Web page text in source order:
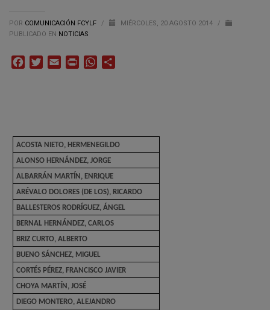
POR COMUNICACIÓN FCYLF / MIÉRCOLES, 20 AGOSTO 2014
/
PUBLICADO EN NOTICIAS
FacebookTwitterEmail Print WhatsApp
ACOSTA NIETO, HERMENEGILDO
ALONSO HERNÁNDEZ, JORGE
ALBARRÁN MARTÍN, ENRIQUE
ARÉVALO DOLORES (DE LOS), RICARDO
BALLESTEROS RODRÍGUEZ, ÁNGEL
BERNAL HERNÁNDEZ, CARLOS
BRIZ CURTO, ALBERTO
BUENO SÁNCHEZ, MIGUEL
CORTÉS PÉREZ, FRANCISCO JAVIER
CHOYA MARTÍN, JOSÉ
DIEGO MONTERO, ALEJANDRO